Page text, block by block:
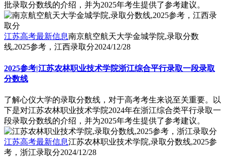
批录取分数线的介绍，并为2025年考生提供了参考建议。
江苏高考最新信息南京航空航天大学金城学院,录取分数
线,2025参考，江西录取分2024/12/28
2025参考|江苏农林职业技术学院浙江综合平行录取一段录取
分数线
了解心仪大学的录取分数线，对于高考考生来说至关重要。以
下是对江苏农林职业技术学院2024年在浙江综合类平行录取一
段录取分数线的介绍，并为2025年考生提供了参考建议。
江苏高考最新信息江苏农林职业技术学院,录取分数线,2025参
考，浙江录取分2024/12/28